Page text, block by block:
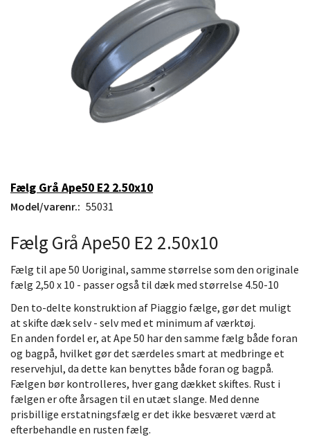
Fælg Grå Ape50 E2 2.50x10
Model/varenr.: 55031
Fælg Grå Ape50 E2 2.50x10
Fælg til ape 50 Uoriginal, samme størrelse som den originale
fælg 2,50 x 10 - passer også til dæk med størrelse 4.50-10
Den to-delte konstruktion af Piaggio fælge, gør det muligt
at skifte dæk selv - selv med et minimum af værktøj.
En anden fordel er, at Ape 50 har den samme fælg både foran
og bagpå, hvilket gør det særdeles smart at medbringe et
reservehjul, da dette kan benyttes både foran og bagpå.
Fælgen bør kontrolleres, hver gang dækket skiftes. Rust i
fælgen er ofte årsagen til en utæt slange. Med denne
prisbillige erstatningsfælg er det ikke besværet værd at
efterbehandle en rusten fælg.